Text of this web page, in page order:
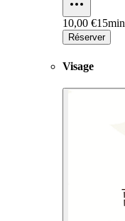
10,00 €15min
Réserver
Visage